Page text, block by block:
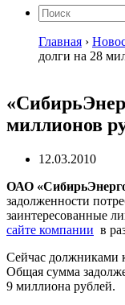
Главная ›
долги на 28
миллионов
12.03.2010
ОАО
задолженности
заинтересованные
сайте компании в
Сейчас должниками
Общая сумма
9 миллиона рублей.